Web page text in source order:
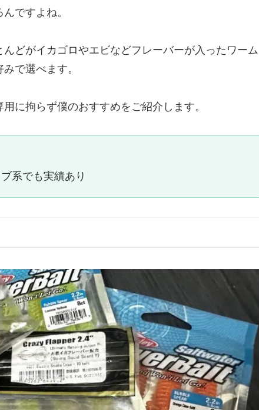
ですよね。
どがイカゴロやエビなどフレーバーが入ったワーム
で選べます。
に拘らず僕のおすすめをご紹介します。
系でも実績あり